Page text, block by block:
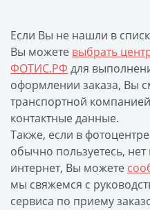
Латексная печать
Фотопечать на
пластике
Картины на досках
Фотопечать на дереве
Самоклеящийся винил
Печать выкроек
Холст на конкурс
Фотопечать больших
Если Вы не нашли в
Вы можете выбрать
ФОТИС.РФ для
оформлении заказа, Вы
транспортной
контактные данные.
Также, если в
обычно пользуетесь,
интернет, Вы можете
мы свяжемся с
сервиса по приему